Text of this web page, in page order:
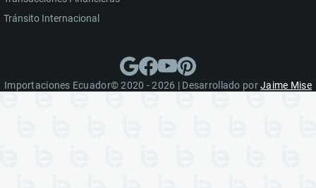
Tránsito Internacional
Importaciones Ecuador© 2020 - 2026 | Desarrollado porJaime Mise